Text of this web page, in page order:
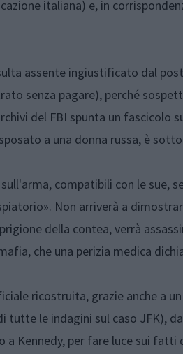
italiana) e, in
assente ingiustificato dal
senza pagare), perché
del FBI spunta un fascicolo
a una donna russa, è
compatibili con le sue,
Non arriverà a
della contea, verrà
che una perizia medica
ricostruita, grazie anche a
tutte le indagini sul caso JFK),
Kennedy, per fare luce sui fatti